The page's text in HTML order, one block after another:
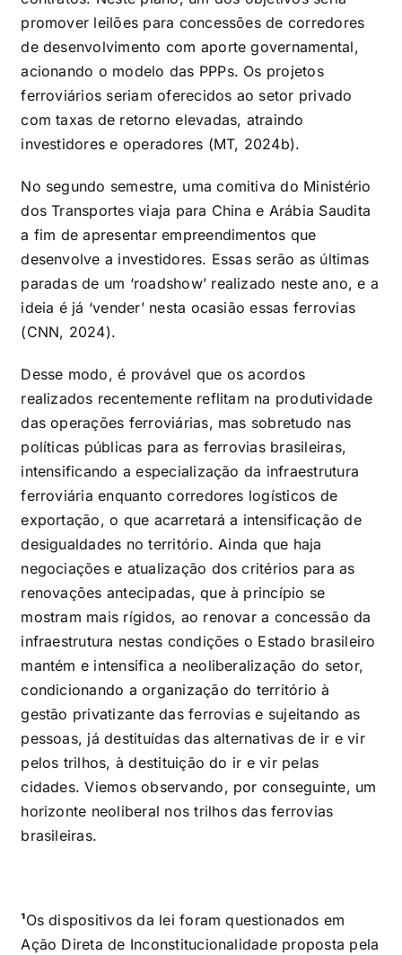
promover leilões para concessões de corredores
de desenvolvimento com aporte governamental,
acionando o modelo das PPPs. Os projetos
ferroviários seriam oferecidos ao setor privado
com taxas de retorno elevadas, atraindo
investidores e operadores (MT, 2024b).
No segundo semestre, uma comitiva do Ministério
dos Transportes viaja para China e Arábia Saudita
a fim de apresentar empreendimentos que
desenvolve a investidores. Essas serão as últimas
paradas de um ‘roadshow’ realizado neste ano, e a
ideia é já ‘vender’ nesta ocasião essas ferrovias
(CNN, 2024).
Desse modo, é provável que os acordos
realizados recentemente reflitam na produtividade
das operações ferroviárias, mas sobretudo nas
políticas públicas para as ferrovias brasileiras,
intensificando a especialização da infraestrutura
ferroviária enquanto corredores logísticos de
exportação, o que acarretará a intensificação de
desigualdades no território. Ainda que haja
negociações e atualização dos critérios para as
renovações antecipadas, que à princípio se
mostram mais rígidos, ao renovar a concessão da
infraestrutura nestas condições o Estado brasileiro
mantém e intensifica a neoliberalização do setor,
condicionando a organização do território à
gestão privatizante das ferrovias e sujeitando as
pessoas, já destituídas das alternativas de ir e vir
pelos trilhos, à destituição do ir e vir pelas
cidades. Viemos observando, por conseguinte, um
horizonte neoliberal nos trilhos das ferrovias
brasileiras.
¹Os dispositivos da lei foram questionados em
Ação Direta de Inconstitucionalidade proposta pela